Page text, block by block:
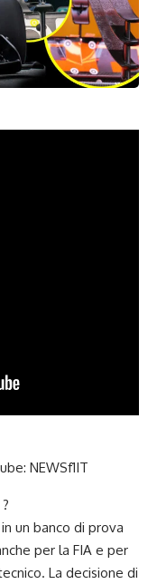
NEWSf1IT
un banco di prova
per la FIA e per
La decisione di